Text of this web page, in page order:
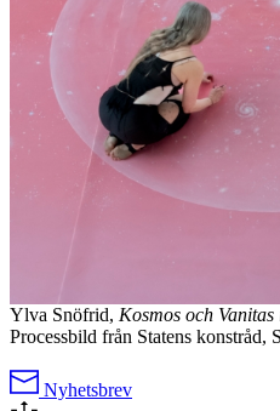
Ylva Snöfrid, Kosmos och Vanitas
Processbild från Statens konstråd,
Nyhetsbrev